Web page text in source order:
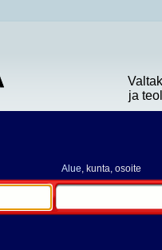
ja
Alue, kunta, osoite